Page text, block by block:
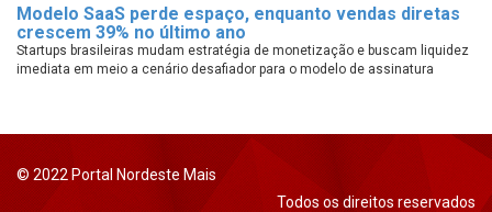
Modelo SaaS perde espaço, enquanto vendas diretas
crescem 39% no último ano
Startups brasileiras mudam estratégia de monetização e buscam liquidez
imediata em meio a cenário desafiador para o modelo de assinatura
© 2022 Portal Nordeste Mais
Todos os direitos reservados